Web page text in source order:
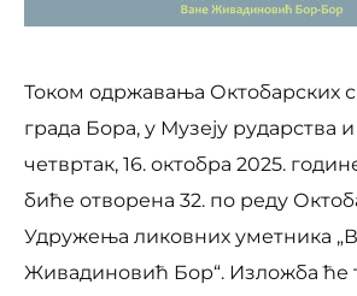
Током одржавања Октобарских
града Бора, у Музеју рударства
четвртак, 16. октобра 2025.
биће отворена 32. по реду
Удружења ликовних уметника
Живадиновић Бор“. Изложба ће